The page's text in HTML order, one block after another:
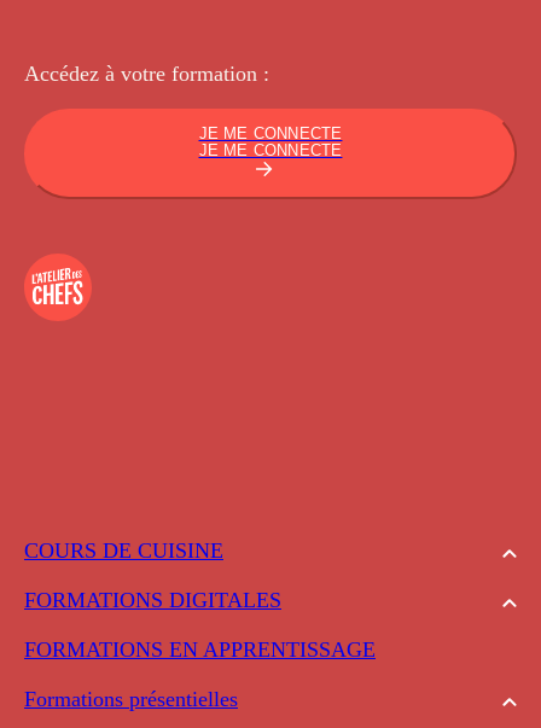
COURS DE CUISINE
FORMATIONS DIGITALES
FORMATIONS EN APPRENTISSAGE
Formations présentielles
Accédez à votre formation :
JE ME CONNECTE
JE ME CONNECTE